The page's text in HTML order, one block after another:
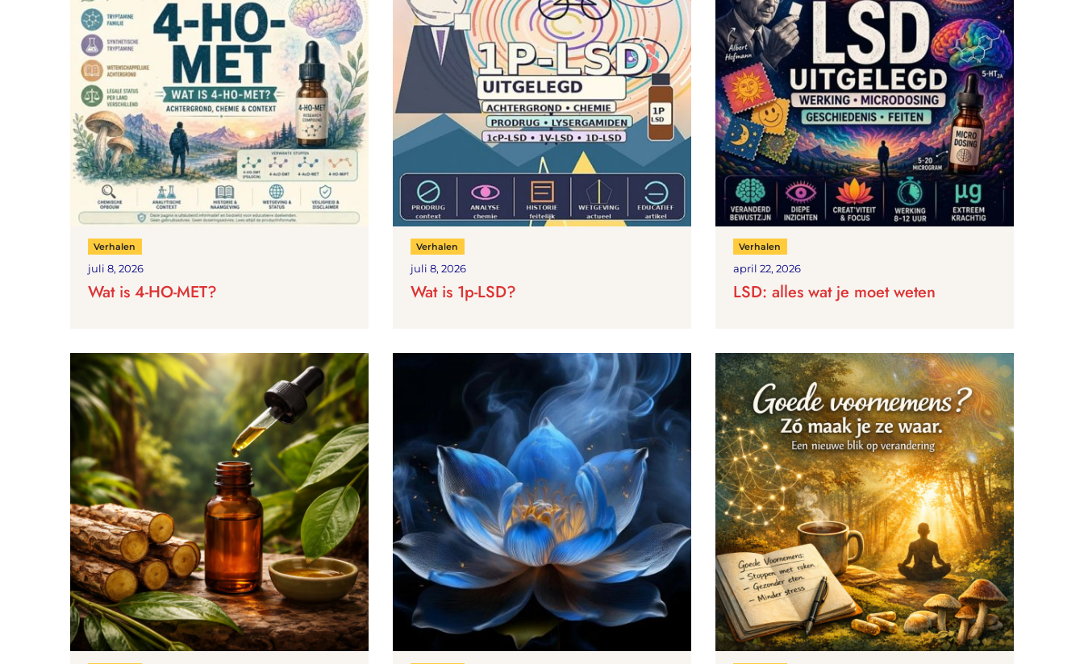
juli 8, 2026
Verhalen
Wat is 4-HO-MET?
juli 8, 2026
Verhalen
Wat is 1p-LSD?
april 22, 2026
Verhalen
LSD: alles wat je moet weten